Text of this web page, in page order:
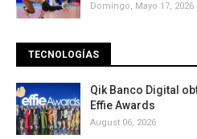
Domingo, Mayo 17, 2026
TECNOLOGÍAS
Qik Banco Digital
Effie Awards
August 06, 2026